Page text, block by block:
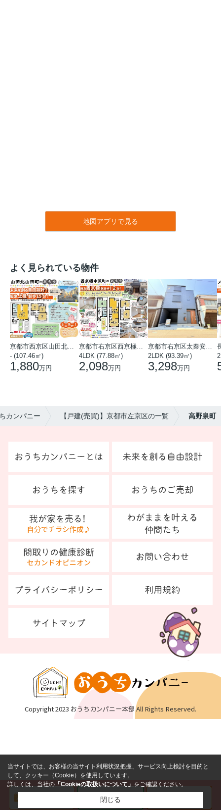
地図アプリで見る
よく見られている物件
京都市西京区山田北山田町
- (107.46㎡)
1,880万円
京都市右京区西京極中沢町
4LDK (77.88㎡)
2,098万円
京都市右京区太秦安井藤ノ木町
2LDK (93.39㎡)
3,298万円
カンパニー 【戸建(売買)】京都市左京区の一覧 高野泉町
Copyright 2023 おうちカンパニー本部 All Rights Reserved.
当サイトでは、お客様の当サイト利用状況把握、サービス向上検討を目的と
して、クッキー（Cookie）を使用しています。
詳しくは、当社の 「Cookieの取扱いについて」をご確認ください。
閉じる